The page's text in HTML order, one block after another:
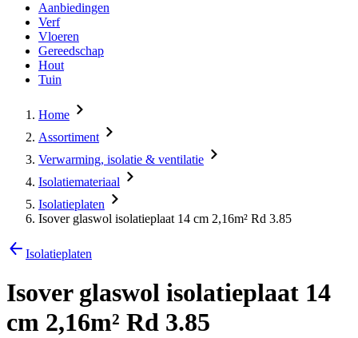
Aanbiedingen
Verf
Vloeren
Gereedschap
Hout
Tuin
Home
Assortiment
Verwarming, isolatie & ventilatie
Isolatiemateriaal
Isolatieplaten
Isover glaswol isolatieplaat 14 cm 2,16m² Rd 3.85
Isolatieplaten
Isover glaswol isolatieplaat 14
cm 2,16m² Rd 3.85